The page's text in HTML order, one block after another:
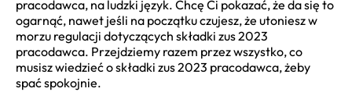
pracodawca, na ludzki język. Chcę Ci pokazać, że da się to
ogarnąć, nawet jeśli na początku czujesz, że utoniesz w
morzu regulacji dotyczących składki zus 2023
pracodawca. Przejdziemy razem przez wszystko, co
musisz wiedzieć o składki zus 2023 pracodawca, żeby
spać spokojnie.